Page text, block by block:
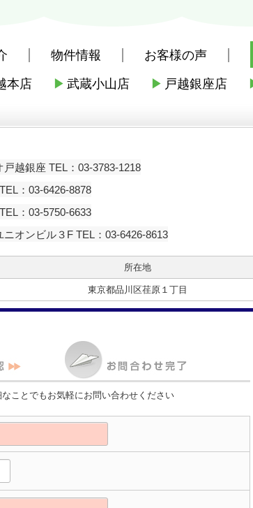
物件情報 お客様の声
本店 ▶ 武蔵小山店 ▶ 戸越銀座店
越銀座 TEL：03-3783-1218
：03-6426-8878
：03-5750-6633
オンビル３F TEL：03-6426-8613
所在地
東京都品川区荏原１丁目
ことでもお気軽にお問い合わせください